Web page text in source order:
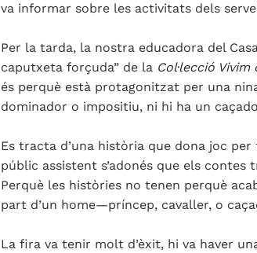
va informar sobre les activitats dels
Per la tarda, la nostra educadora del
caputxeta forçuda” de la Col·lecció
és perquè està protagonitzat per una
dominador o impositiu, ni hi ha un
Es tracta d’una història que dona joc
públic assistent s’adonés que els
Perquè les històries no tenen perquè
part d’un home—príncep, cavaller, o
La fira va tenir molt d’èxit, hi va haver